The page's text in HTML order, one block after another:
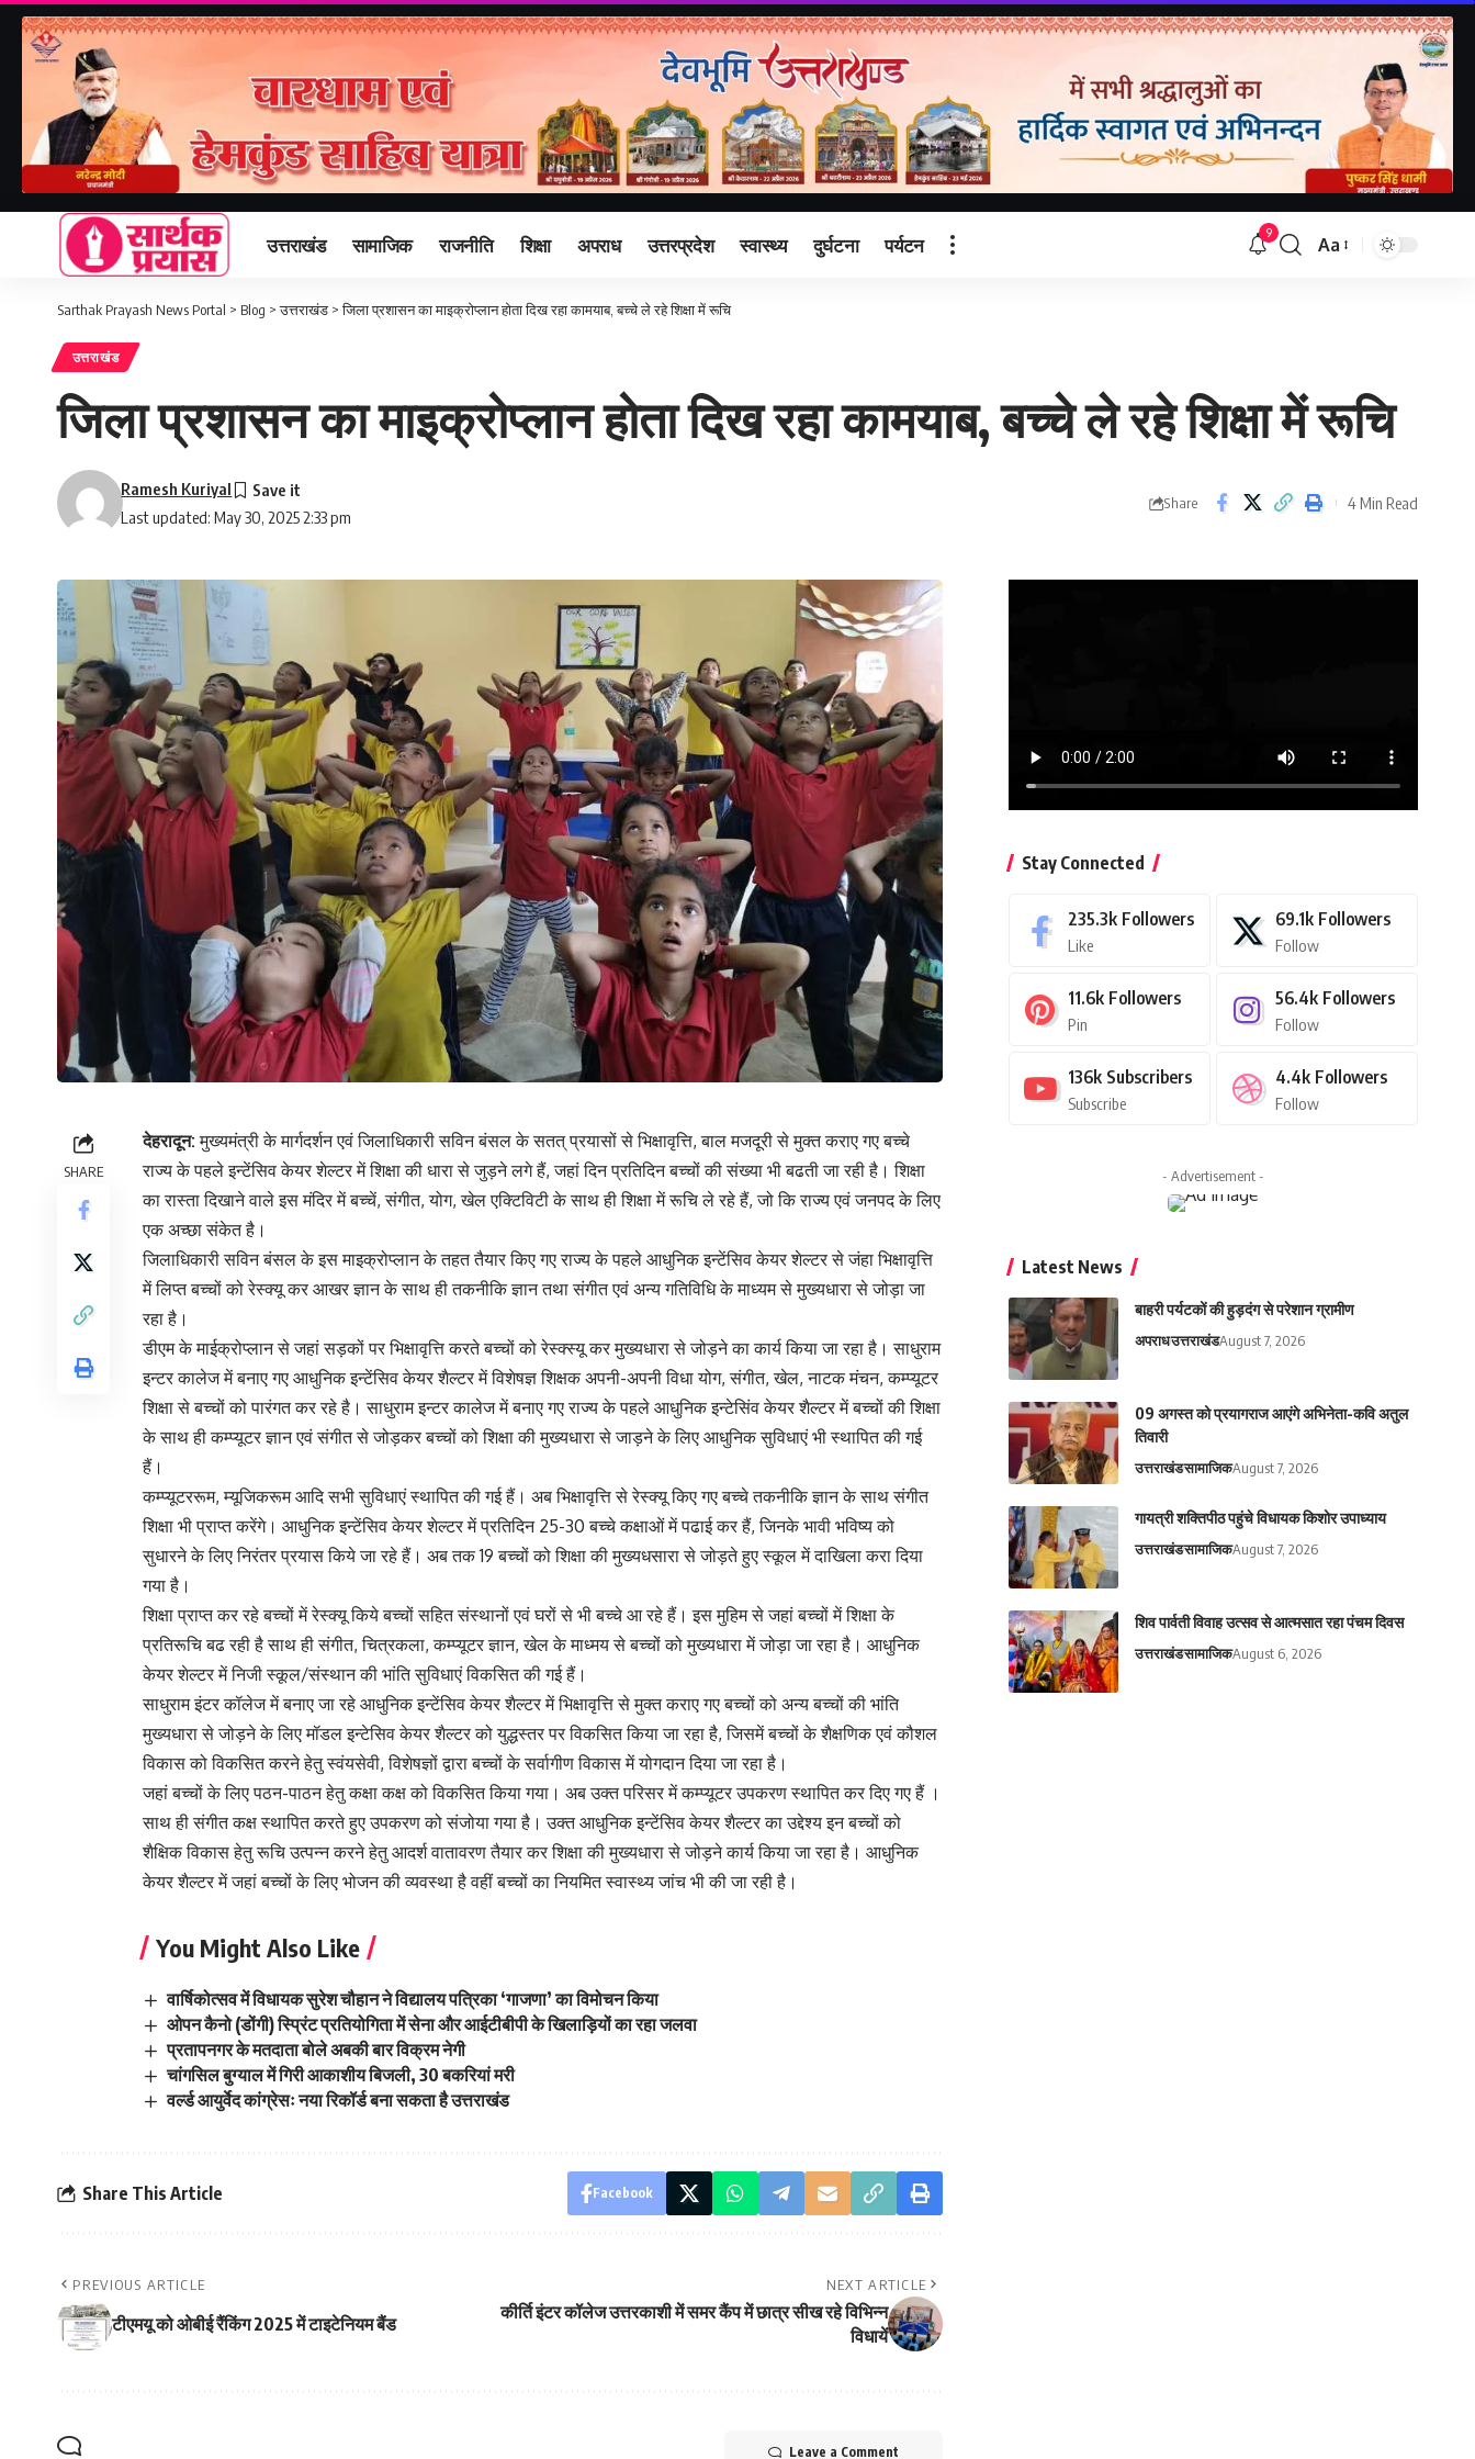
उत्तराखंड सामाजिक राजनीति शिक्षा अपराध उत्तरप्रदेश स्वास्थ्य दुर्घटना पर्यटन 9
Font
Aa
Sarthak Prayash News Portal > Blog >उत्तराखंड >जिला प्रशासन का माइक्रोप्लान होता दिख रहा कामयाब, बच्चे ले रहे शिक्षा में रूचि
उत्तराखंड
जिला प्रशासन का माइक्रोप्लान होता दिख रहा कामयाब, बच्चे ले रहे शिक्षा में रूचि
Last updated: May 30, 2025 2:33 pm
Ramesh Kuriyal
Share 4 Min Read
SHARE
देहरादून: मुख्यमंत्री के मार्गदर्शन एवं जिलाधिकारी सविन बंसल के सतत् प्रयासों से भिक्षावृत्ति, बाल मजदूरी से मुक्त कराए गए बच्चे
राज्य के पहले इन्टेंसिव केयर शेल्टर में शिक्षा की धारा से जुड़ने लगे हैं, जहां दिन प्रतिदिन बच्चों की संख्या भी बढती जा रही है। शिक्षा
का रास्ता दिखाने वाले इस मंदिर में बच्चें, संगीत, योग, खेल एक्टिविटी के साथ ही शिक्षा में रूचि ले रहे हैं, जो कि राज्य एवं जनपद के लिए
एक अच्छा संकेत है।
जिलाधिकारी सविन बंसल के इस माइक्रोप्लान के तहत तैयार किए गए राज्य के पहले आधुनिक इन्टेंसिव केयर शेल्टर से जंहा भिक्षावृत्ति
में लिप्त बच्चों को रेस्क्यू कर आखर ज्ञान के साथ ही तकनीकि ज्ञान तथा संगीत एवं अन्य गतिविधि के माध्यम से मुख्यधारा से जोड़ा जा
रहा है।
डीएम के माईक्रोप्लान से जहां सड़कों पर भिक्षावृत्ति करते बच्चों को रेस्क्स्यू कर मुख्यधारा से जोड़ने का कार्य किया जा रहा है। साधुराम
इन्टर कालेज में बनाए गए आधुनिक इन्टेंसिव केयर शैल्टर में विशेषज्ञ शिक्षक अपनी-अपनी विधा योग, संगीत, खेल, नाटक मंचन, कम्प्यूटर
शिक्षा से बच्चों को पारंगत कर रहे है। साधुराम इन्टर कालेज में बनाए गए राज्य के पहले आधुनिक इन्टेसिंव केयर शैल्टर में बच्चों की शिक्षा
के साथ ही कम्प्यूटर ज्ञान एवं संगीत से जोड़कर बच्चों को शिक्षा की मुख्यधारा से जाड़ने के लिए आधुनिक सुविधाएं भी स्थापित की गई
हैं।
कम्प्यूटररूम, म्यूजिकरूम आदि सभी सुविधाएं स्थापित की गई हैं। अब भिक्षावृत्ति से रेस्क्यू किए गए बच्चे तकनीकि ज्ञान के साथ संगीत
शिक्षा भी प्राप्त करेंगे। आधुनिक इन्टेंसिव केयर शेल्टर में प्रतिदिन 25-30 बच्चे कक्षाओं में पढाई कर हैं, जिनके भावी भविष्य को
सुधारने के लिए निरंतर प्रयास किये जा रहे हैं। अब तक 19 बच्चों को शिक्षा की मुख्यधसारा से जोड़ते हुए स्कूल में दाखिला करा दिया
गया है।
शिक्षा प्राप्त कर रहे बच्चों में रेस्क्यू किये बच्चों सहित संस्थानों एवं घरों से भी बच्चे आ रहे हैं। इस मुहिम से जहां बच्चों में शिक्षा के
प्रतिरूचि बढ रही है साथ ही संगीत, चित्रकला, कम्प्यूटर ज्ञान, खेल के माध्मय से बच्चों को मुख्यधारा में जोड़ा जा रहा है। आधुनिक
केयर शेल्टर में निजी स्कूल/संस्थान की भांति सुविधाएं विकसित की गई हैं।
साधुराम इंटर कॉलेज में बनाए जा रहे आधुनिक इन्टेंसिव केयर शैल्टर में भिक्षावृत्ति से मुक्त कराए गए बच्चों को अन्य बच्चों की भांति
मुख्यधारा से जोड़ने के लिए मॉडल इन्टेसिव केयर शैल्टर को युद्धस्तर पर विकसित किया जा रहा है, जिसमें बच्चों के शैक्षणिक एवं कौशल
विकास को विकसित करने हेतु स्वंयसेवी, विशेषज्ञों द्वारा बच्चों के सर्वागीण विकास में योगदान दिया जा रहा है।
जहां बच्चों के लिए पठन-पाठन हेतु कक्षा कक्ष को विकसित किया गया। अब उक्त परिसर में कम्प्यूटर उपकरण स्थापित कर दिए गए हैं ।
साथ ही संगीत कक्ष स्थापित करते हुए उपकरण को संजोया गया है। उक्त आधुनिक इन्टेंसिव केयर शैल्टर का उद्देश्य इन बच्चों को
शैक्षिक विकास हेतु रूचि उत्पन्न करने हेतु आदर्श वातावरण तैयार कर शिक्षा की मुख्यधारा से जोड़ने कार्य किया जा रहा है। आधुनिक
केयर शैल्टर में जहां बच्चों के लिए भोजन की व्यवस्था है वहीं बच्चों का नियमित स्वास्थ्य जांच भी की जा रही है।
You Might Also Like
वार्षिकोत्सव में विधायक सुरेश चौहान ने विद्यालय पत्रिका ‘गाजणा’ का विमोचन किया
ओपन कैनो (डोंगी) स्प्रिंट प्रतियोगिता में सेना और आईटीबीपी के खिलाड़ियों का रहा जलवा
प्रतापनगर के मतदाता बोले अबकी बार विक्रम नेगी
चांगसिल बुग्याल में गिरी आकाशीय बिजली, 30 बकरियां मरी
वर्ल्ड आयुर्वेद कांग्रेसः नया रिकॉर्ड बना सकता है उत्तराखंड
Share This Article Facebook
PREVIOUS ARTICLE
टीएमयू को ओबीई रैंकिंग 2025 में टाइटेनियम बैंड
NEXT ARTICLE
कीर्ति इंटर कॉलेज उत्तरकाशी में समर कैंप में छात्र सीख रहे विभिन्न
विधायें
Leave a Comment
Stay Connected
235.3k Followers
Like
69.1k Followers
Follow
11.6k Followers
Pin
56.4k Followers
Follow
136k Subscribers
Subscribe
4.4k Followers
Follow
- Advertisement -
Latest News
बाहरी पर्यटकों की हुड़दंग से परेशान ग्रामीण
अपराधउत्तराखंडAugust 7, 2026
09 अगस्त को प्रयागराज आएंगे अभिनेता-कवि अतुल
तिवारी
उत्तराखंडसामाजिकAugust 7, 2026
गायत्री शक्तिपीठ पहुंचे विधायक किशोर उपाध्याय
उत्तराखंडसामाजिकAugust 7, 2026
शिव पार्वती विवाह उत्सव से आत्मसात रहा पंचम दिवस
उत्तराखंडसामाजिकAugust 6, 2026